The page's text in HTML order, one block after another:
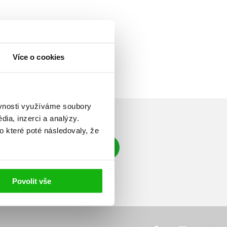
Více o cookies
využíváme soubory
inzerci a analýzy.
které poté následovaly, že
Povolit vše